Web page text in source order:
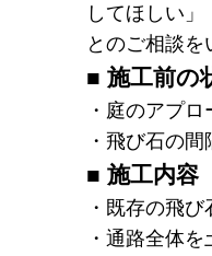
してほしい」
とのご相談を
■ 施工前の
・庭のアプ
・飛び石の
■ 施工内容
・既存の飛
・通路全体